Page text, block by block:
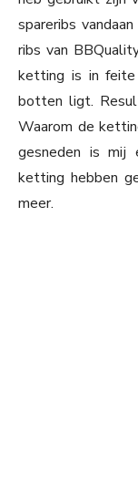
spareribs
ribs van
ketting is in
botten ligt.
Waarom de
gesneden is mij
ketting hebben
meer.